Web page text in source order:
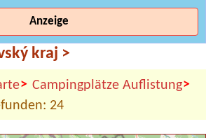
Anzeige
kraj >
> Campingplätze Auflistung>
24